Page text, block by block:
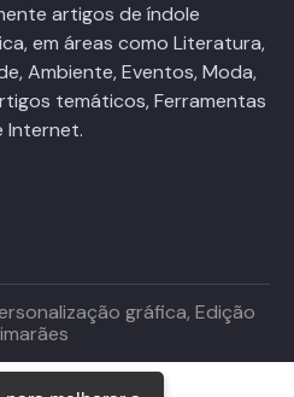
artigos de índole
em áreas como Literatura,
Ambiente, Eventos, Moda,
temáticos, Ferramentas
Internet.
gráfica, Edição